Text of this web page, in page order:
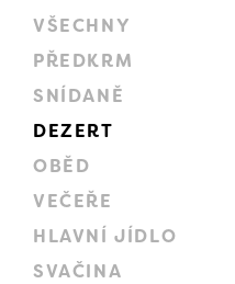
VŠECHNY
PŘEDKRM
SNÍDANĚ
DEZERT
OBĚD
VEČEŘE
HLAVNÍ JÍDLO
SVAČINA